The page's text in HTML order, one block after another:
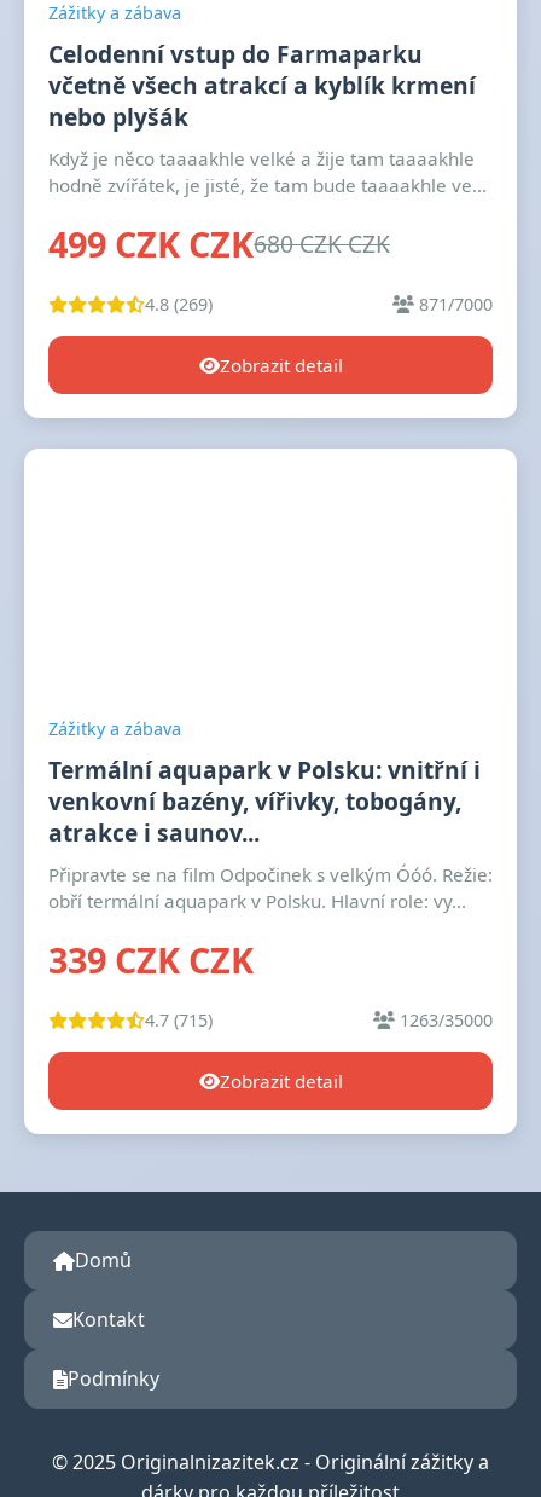
Zážitky a zábava
Celodenní vstup do Farmaparku
včetně všech atrakcí a kyblík krmení
nebo plyšák
Když je něco taaaakhle velké a žije tam taaaakhle
hodně zvířátek, je jisté, že tam bude taaaakhle ve...
499 CZK CZK680 CZK CZK
4.8 (269) 871/7000
Zobrazit detail
Zážitky a zábava
Termální aquapark v Polsku: vnitřní i
venkovní bazény, vířivky, tobogány,
atrakce i saunov...
Připravte se na film Odpočinek s velkým Óóó. Režie:
obří termální aquapark v Polsku. Hlavní role: vy...
339 CZK CZK
4.7 (715) 1263/35000
Zobrazit detail
Domů
Kontakt
Podmínky
© 2025 Originalnizazitek.cz - Originální zážitky a